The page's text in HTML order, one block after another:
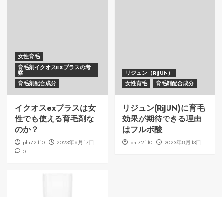
女性育毛
育毛剤イクオスEXプラスの考
察
育毛剤配合成分
イクオスexプラスは女
性でも使える育毛剤な
のか？
phi72110
2023年8月17日
0
リジュン（RiJUN）
女性育毛
育毛剤配合成分
リジュン(RiJUN)に育毛
効果が期待できる理由
はフルボ酸
phi72110 2023年8月13日